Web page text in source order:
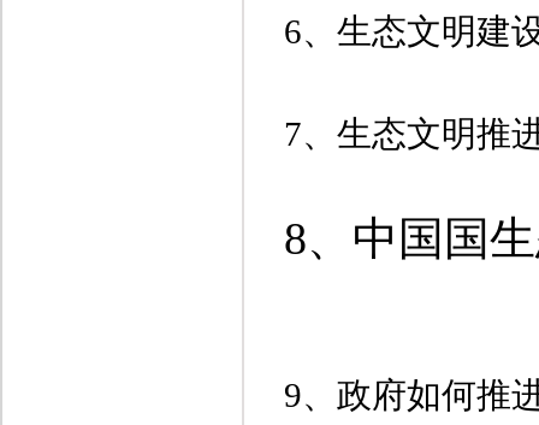
6、 生态文明建
7、 生态文明推
8、 中 国 国
9、 政府如何推